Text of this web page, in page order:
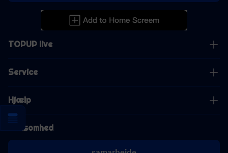
TOPUP live
Service
Hjælp
Virksomhed